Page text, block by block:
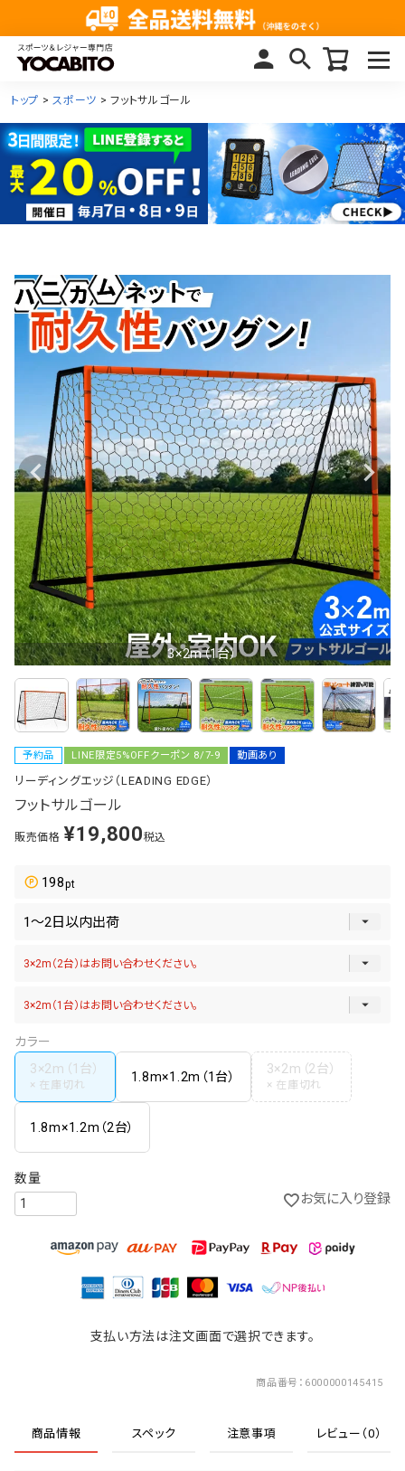
トップ スポーツ フットサルゴール
3×2m（1台）
予約品 LINE限定5%OFFクーポン 8/7-9 動画あり
リーディングエッジ（LEADING EDGE）
フットサルゴール
販売価格 ¥19,800税込
198
カラー
3×2m（1台）
1.8m×1.2m（1台）
3×2m（2台）
1.8m×1.2m（2台）
お気に入り登録
支払い方法は注文画面で選択できます。
商品番号 6000000145415
商品情報 スペック 注意事項 レビュー（0）